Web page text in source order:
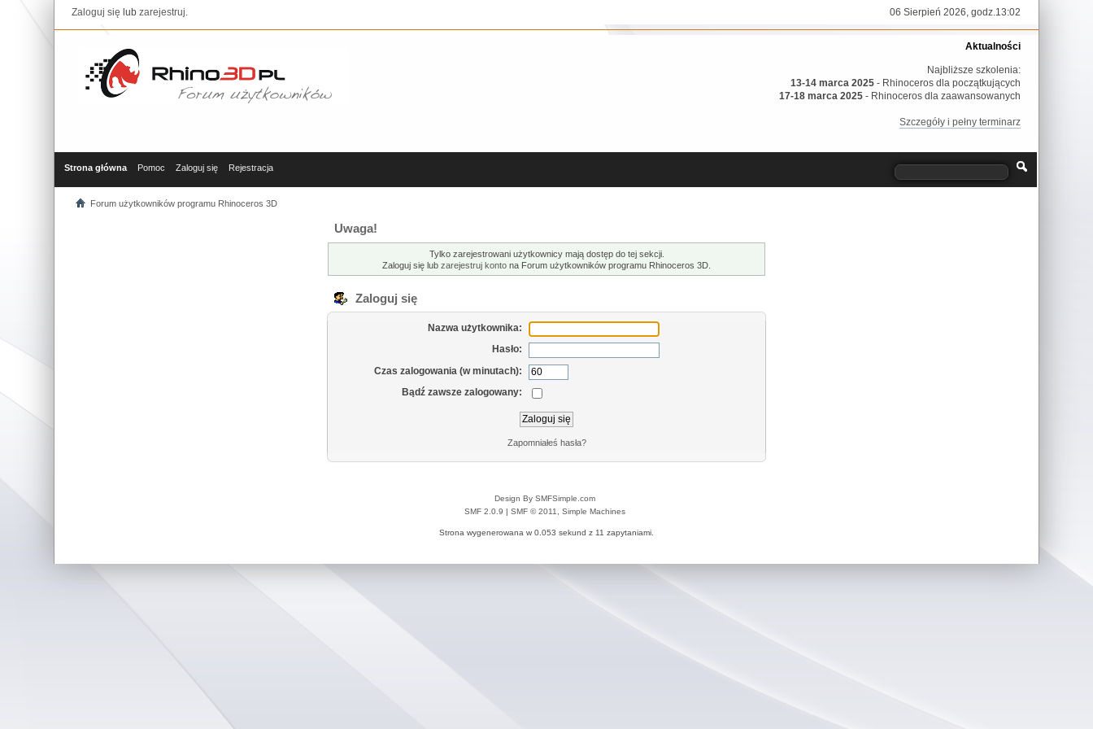
Zaloguj się lubzarejestruj. 06 Sierpień 2026, godz.13:02
Aktualności
Najbliższe szkolenia:
13-14 marca 2025 - Rhinoceros dla początkujących
17-18 marca 2025 - Rhinoceros dla zaawansowanych
Szczegóły i pełny terminarz
Strona główna Pomoc Zaloguj się Rejestracja
Forum użytkowników programu Rhinoceros 3D
Uwaga!
Tylko zarejestrowani użytkownicy mają dostęp do tej sekcji.
Zaloguj się lub zarejestruj konto na Forum użytkowników programu Rhinoceros 3D.
Zaloguj się
Nazwa użytkownika:
Hasło:
Czas zalogowania (w minutach):
Bądź zawsze zalogowany:
Zapomniałeś hasła?
Design By SMFSimple.com
SMF 2.0.9
SMF © 2011, Simple Machines
Strona wygenerowana w 0.053 sekund z 11 zapytaniami.